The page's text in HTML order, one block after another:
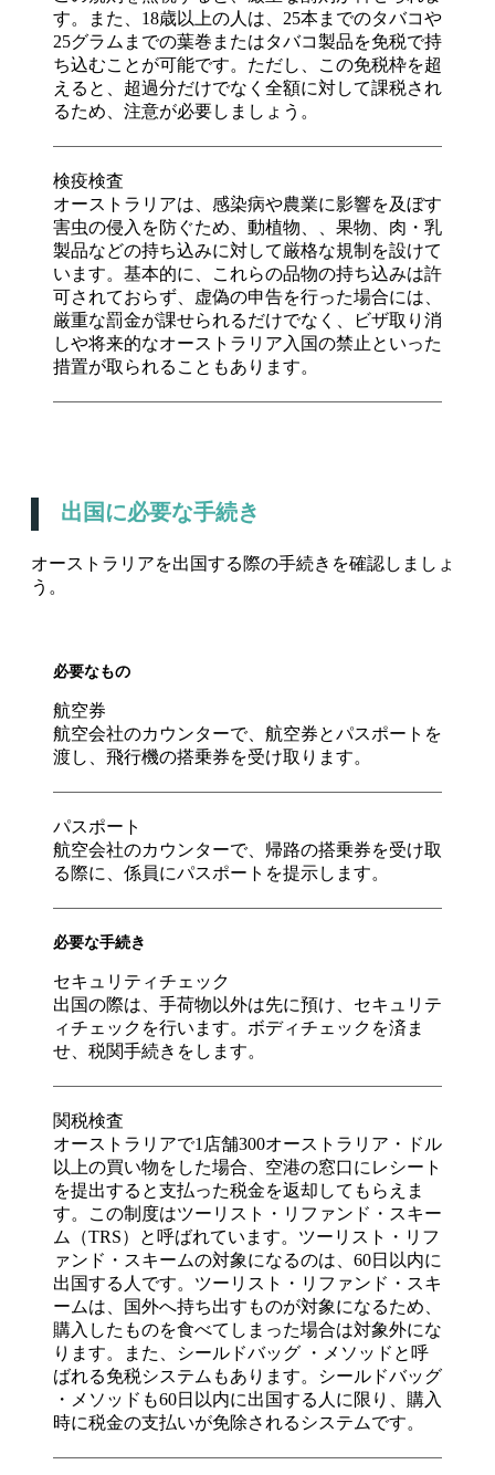
す。また、18歳以上の人は、25本までのタバコや
25グラムまでの葉巻またはタバコ製品を免税で持
ち込むことが可能です。ただし、この免税枠を超
えると、超過分だけでなく全額に対して課税され
るため、注意が必要しましょう。
検疫検査
オーストラリアは、感染病や農業に影響を及ぼす
害虫の侵入を防ぐため、動植物、、果物、肉・乳
製品などの持ち込みに対して厳格な規制を設けて
います。基本的に、これらの品物の持ち込みは許
可されておらず、虚偽の申告を行った場合には、
厳重な罰金が課せられるだけでなく、ビザ取り消
しや将来的なオーストラリア入国の禁止といった
措置が取られることもあります。
出国に必要な手続き
オーストラリアを出国する際の手続きを確認しましょ
う。
必要なもの
航空券
航空会社のカウンターで、航空券とパスポートを
渡し、飛行機の搭乗券を受け取ります。
パスポート
航空会社のカウンターで、帰路の搭乗券を受け取
る際に、係員にパスポートを提示します。
必要な手続き
セキュリティチェック
出国の際は、手荷物以外は先に預け、セキュリテ
ィチェックを行います。ボディチェックを済ま
せ、税関手続きをします。
関税検査
オーストラリアで1店舗300オーストラリア・ドル
以上の買い物をした場合、空港の窓口にレシート
を提出すると支払った税金を返却してもらえま
す。この制度はツーリスト・リファンド・スキー
ム（TRS）と呼ばれています。ツーリスト・リフ
ァンド・スキームの対象になるのは、60日以内に
出国する人です。ツーリスト・リファンド・スキ
ームは、国外へ持ち出すものが対象になるため、
購入したものを食べてしまった場合は対象外にな
ります。また、シールドバッグ ・メソッドと呼
ばれる免税システムもあります。シールドバッグ
・メソッドも60日以内に出国する人に限り、購入
時に税金の支払いが免除されるシステムです。